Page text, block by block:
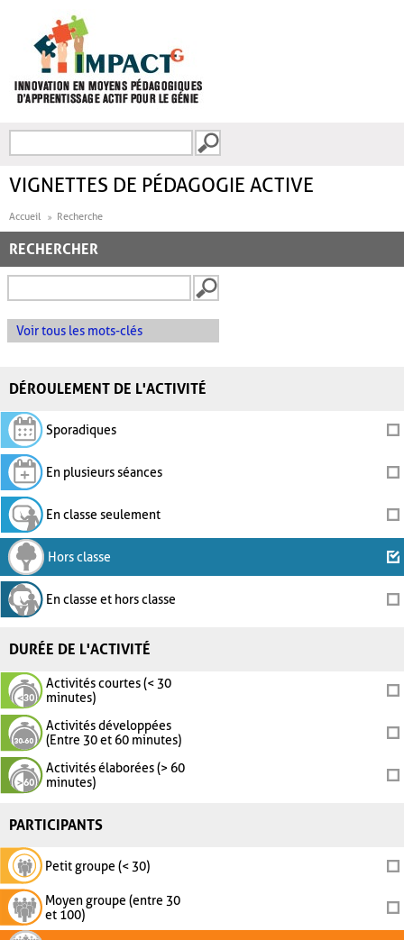
FORMULAIRE DE
VIGNETTES DE PÉDAGOGIE ACTIVE
Accueil Recherche
RECHERCHER
Voir tous les mots-clés
DÉROULEMENT DE L'ACTIVITÉ
Sporadiques
En plusieurs séances
En classe seulement
Hors classe
En classe et hors classe
DURÉE DE L'ACTIVITÉ
Activités courtes (< 30
minutes)
Activités développées
(Entre 30 et 60 minutes)
Activités élaborées (> 60
minutes)
PARTICIPANTS
Petit groupe (< 30)
Moyen groupe (entre 30
et 100)